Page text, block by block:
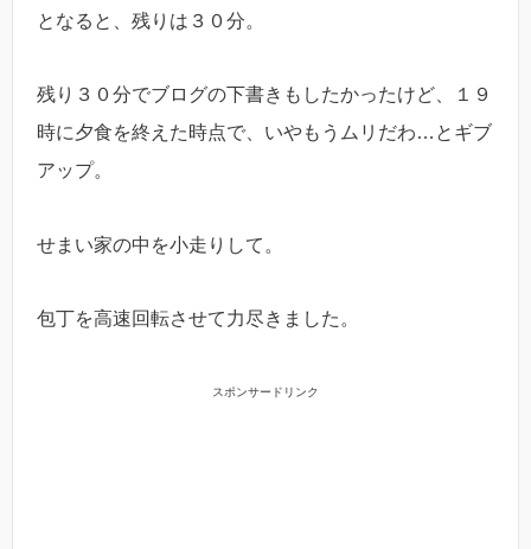
となると、残りは３０分。
残り３０分でブログの下書きもしたかったけど、１９
時に夕食を終えた時点で、いやもうムリだわ…とギブ
アップ。
せまい家の中を小走りして。
包丁を高速回転させて力尽きました。
スポンサードリンク